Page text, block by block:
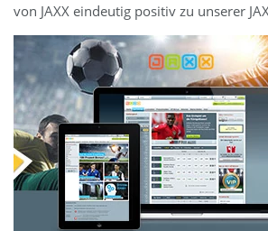
von JAXX eindeutig positiv zu unserer